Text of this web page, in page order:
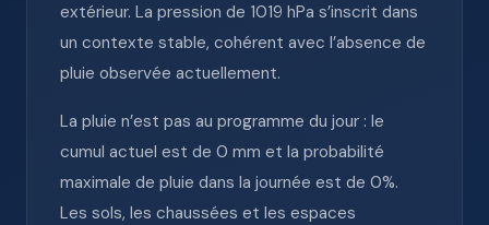
extérieur. La pression de 1019 hPa s’inscrit dans
un contexte stable, cohérent avec l’absence de
pluie observée actuellement.
La pluie n’est pas au programme du jour : le
cumul actuel est de 0 mm et la probabilité
maximale de pluie dans la journée est de 0%.
Les sols, les chaussées et les espaces